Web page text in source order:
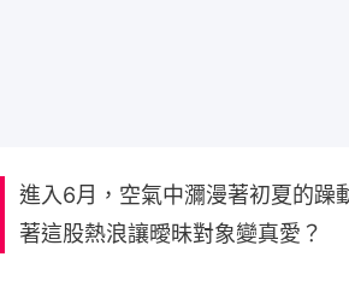
進入6月，空氣中瀰漫著初夏的躁
著這股熱浪讓曖昧對象變真愛？